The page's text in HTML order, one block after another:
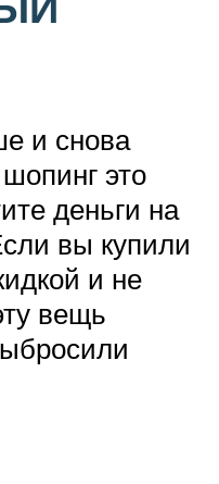
и снова
это
деньги на
вы купили
и не
вещь